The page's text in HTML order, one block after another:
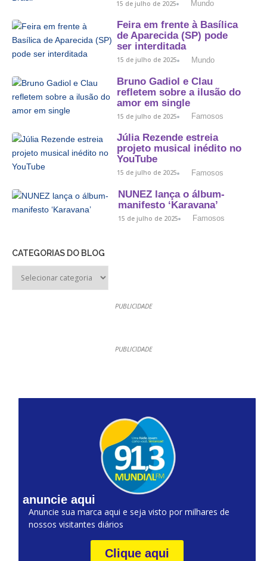
15 de julho de 2025 Mundo
Feira em frente à Basílica
de Aparecida (SP) pode
ser interditada
15 de julho de 2025 Mundo
Bruno Gadiol e Clau
refletem sobre a ilusão do
amor em single
15 de julho de 2025 Famosos
Júlia Rezende estreia
projeto musical inédito no
YouTube
15 de julho de 2025 Famosos
NUNEZ lança o álbum-
manifesto ‘Karavana’
15 de julho de 2025 Famosos
CATEGORIAS DO BLOG
PUBLICIDADE
PUBLICIDADE
anuncie aqui
Anuncie sua marca aqui e seja visto por milhares de
nossos visitantes diários
Clique aqui